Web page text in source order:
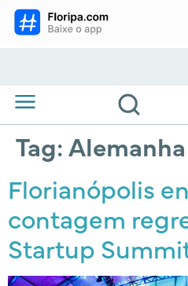
Tag:Alemanha
Florianópolis
contagem
Startup